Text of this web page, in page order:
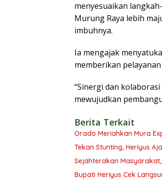
menyesuaikan
Murung Raya lebih
imbuhnya.
Ia mengajak
memberikan
“Sinergi dan
mewujudkan
Berita Terkait
Orado Meriahkan Mura
Tekan Stunting, Heriyus
Sejahterakan
Bupati Heriyus Cek